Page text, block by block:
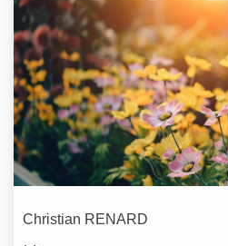
Christian RENARD